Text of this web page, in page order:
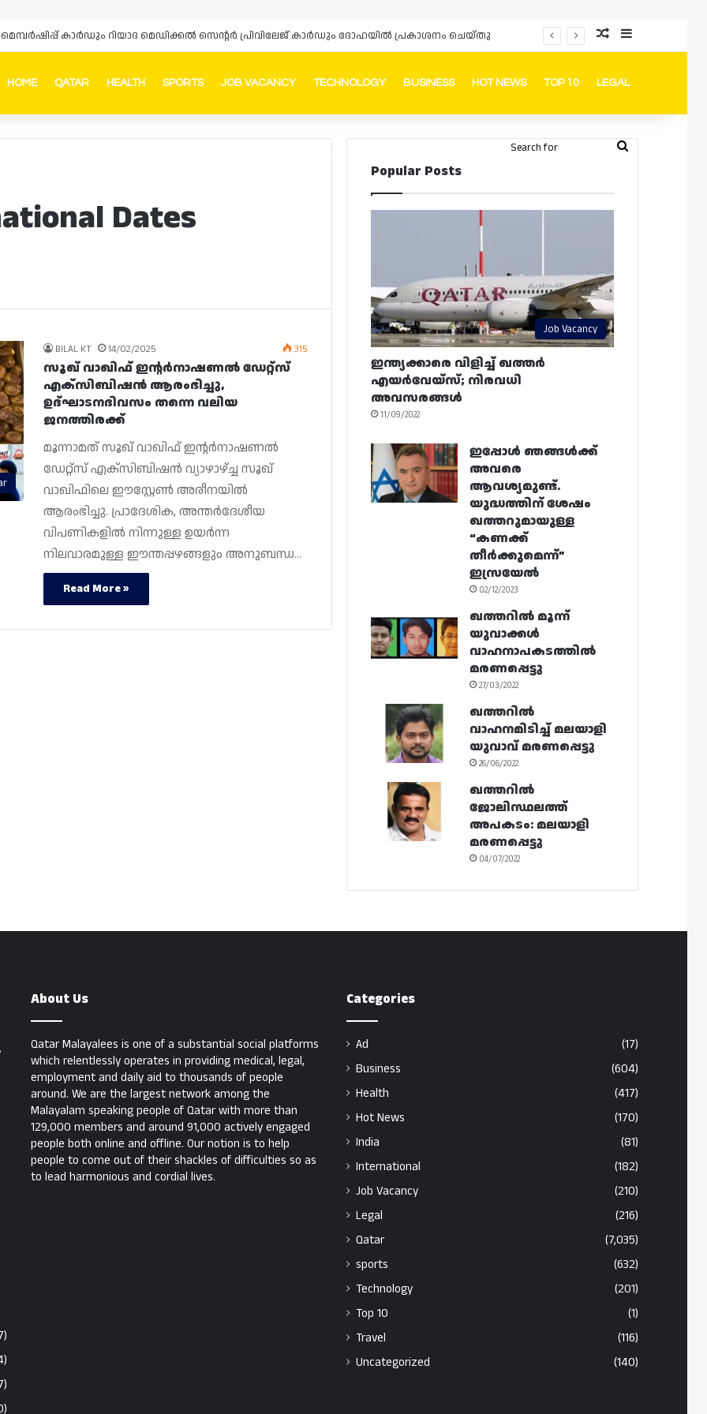
കാർഡും റിയാദ മെഡിക്കൽ സെന്റർ പ്രിവിലേജ് കാർഡും ദോഹയിൽ പ്രകാശനം ചെയ്തു Random Article
Sidebar
HOME QATAR HEALTH SPORTS JOB VACANCY TECHNOLOGY BUSINESS HOT NEWS TOP 10 LEGAL
FacebookInstagram
Telegram
Whatsapp Random Article
Switch skin
Search
Dates
BILAL KT 14/02/2025 315
സൂഖ് വാഖിഫ് ഇന്റർനാഷണൽ ഡേറ്റ്സ്
എക്‌സിബിഷൻ ആരംഭിച്ചു,
ഉദ്ഘാടനദിവസം തന്നെ വലിയ
ജനത്തിരക്ക്
മൂന്നാമത് സൂഖ് വാഖിഫ് ഇന്റർനാഷണൽ
ഡേറ്റ്സ് എക്‌സിബിഷൻ വ്യാഴാഴ്ച്ച സൂഖ്
വാഖിഫിലെ ഈസ്റ്റേൺ അരീനയിൽ
ആരംഭിച്ചു. പ്രാദേശിക, അന്തർദേശീയ
വിപണികളിൽ നിന്നുള്ള ഉയർന്ന
നിലവാരമുള്ള ഈന്തപ്പഴങ്ങളും അനുബന്ധ…
Read More »
Popular Posts
Job Vacancy
ഇന്ത്യക്കാരെ വിളിച്ച് ഖത്തർ
എയർവേയ്‌സ്; നിരവധി
അവസരങ്ങൾ
11/09/2022
ഇപ്പോൾ ഞങ്ങൾക്ക്
അവരെ
ആവശ്യമുണ്ട്.
യുദ്ധത്തിന് ശേഷം
ഖത്തറുമായുള്ള
“കണക്ക്
തീർക്കുമെന്ന്”
ഇസ്രയേൽ
02/12/2023
ഖത്തറിൽ മൂന്ന്
യുവാക്കൾ
വാഹനാപകടത്തിൽ
മരണപ്പെട്ടു
27/03/2022
ഖത്തറിൽ
വാഹനമിടിച്ച് മലയാളി
യുവാവ് മരണപ്പെട്ടു
26/06/2022
ഖത്തറിൽ
ജോലിസ്ഥലത്ത്
അപകടം: മലയാളി
മരണപ്പെട്ടു
04/07/2022
About Us
Qatar Malayalees is one of a substantial social platforms
which relentlessly operates in providing medical, legal,
employment and daily aid to thousands of people
around. We are the largest network among the
Malayalam speaking people of Qatar with more than
129,000 members and around 91,000 actively engaged
people both online and offline. Our notion is to help
people to come out of their shackles of difficulties so as
to lead harmonious and cordial lives.
Categories
Ad
(17)
Business
(604)
Health
(417)
Hot News
(170)
India
(81)
International
(182)
Job Vacancy
(210)
Legal
(216)
Qatar
(7,035)
sports
(632)
Technology
(201)
Top 10
(1)
Travel
(116)
Uncategorized
(140)